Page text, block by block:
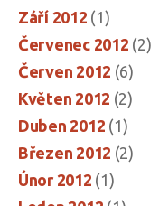
Září 2012 (1)
Červenec 2012 (2)
Červen 2012 (6)
Květen 2012 (2)
Duben 2012 (1)
Březen 2012 (2)
Únor 2012 (1)